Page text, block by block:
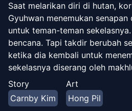
Saat melarikan diri di hutan,
Gyuhwan menemukan
untuk teman-teman
bencana. Tapi takdir berubah
ketika dia kembali untuk
sekelasnya diserang oleh
Sekarang, satu-satunya hal
rakus mereka adalah anak laki-
Story
Carnby Kim
Art
Hong Pil